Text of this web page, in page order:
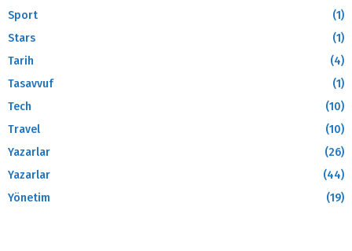
Sport
(1)
Stars
(1)
Tarih
(4)
Tasavvuf
(1)
Tech
(10)
Travel
(10)
Yazarlar
(26)
Yazarlar
(44)
Yönetim
(19)